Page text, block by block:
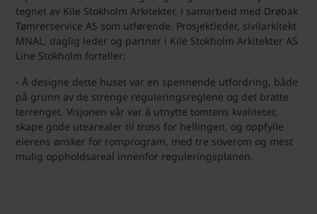
tegnet av Kile Stokholm Arkitekter, i samarbeid med Drøbak
Tømrerservice AS som utførende. Prosjektleder, sivilarkitekt
MNAL, daglig leder og partner i Kile Stokholm Arkitekter AS
Line Stokholm forteller:
- Å designe dette huset var en spennende utfordring, både
på grunn av de strenge reguleringsreglene og det bratte
terrenget. Visjonen vår var å utnytte tomtens kvaliteter,
skape gode utearealer til tross for hellingen, og oppfylle
eierens ønsker for romprogram, med tre soverom og mest
mulig oppholdsareal innenfor reguleringsplanen.